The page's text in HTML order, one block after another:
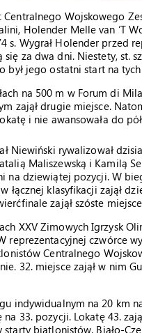
Centralnego Wojskowego
Holender Melle van ‘T
s. Wygrał Holender przed
za dwa dni. Niestety, st.
był jego ostatni start na
na 500 m w Forum di
zajął drugie miejsce.
i nie awansowała do
Niewiński rywalizował
Maliszewską i Kamilą
na dziewiątej pozycji. W
łącznej klasyfikacji zajął
zajął szóste
XXV Zimowych Igrzysk
reprezentacyjnej czwórce
Centralnego
32. miejsce zajął w nim
indywidualnym na 20 km
na 33. pozycji. Lokatę 43.
starty biatlonistów, Biało-